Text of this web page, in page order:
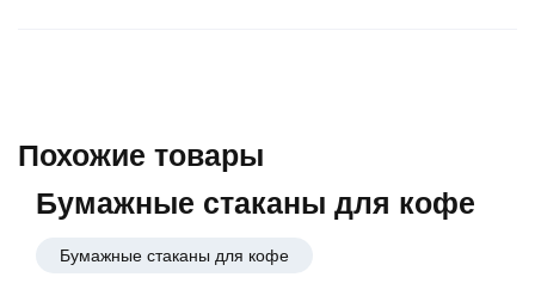
Похожие товары
Бумажные стаканы для кофе
Бумажные стаканы для кофе